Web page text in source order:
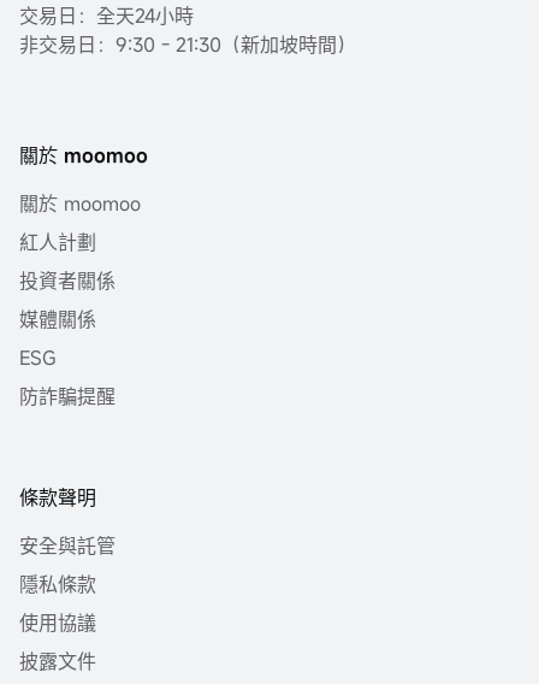
交易日：全天24小時
非交易日：9:30 - 21:30（新加坡時間）
關於 moomoo
關於 moomoo
紅人計劃
投資者關係
媒體關係
ESG
防詐騙提醒
條款聲明
安全與託管
隱私條款
使用協議
披露文件